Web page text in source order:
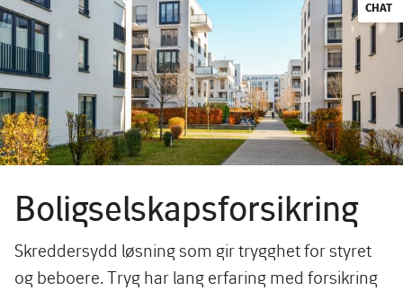
Boligselskapsforsikring
Skreddersydd løsning som gir trygghet for styret
og beboere. Tryg har lang erfaring med forsikring
CHAT